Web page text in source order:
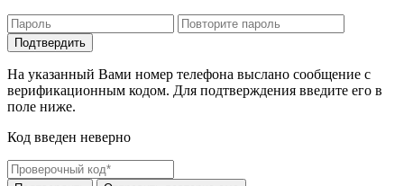
На указанный Вами номер телефона выслано сообщение с
верификационным кодом. Для подтверждения введите его в
поле ниже.
Код введен неверно